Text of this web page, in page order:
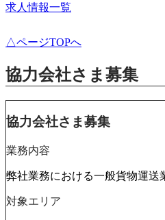
求人情報一覧
△ページTOPへ
協力会社さま募集
協力会社さま募集
業務内容
弊社業務における一般貨物運送
対象エリア